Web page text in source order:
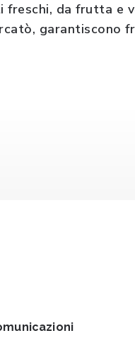
da frutta e
garantiscono